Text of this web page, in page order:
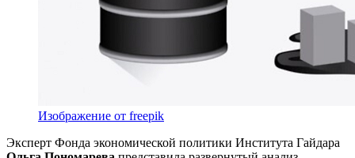
Изображение от freepik
Эксперт Фонда экономической политики Института Гайдара